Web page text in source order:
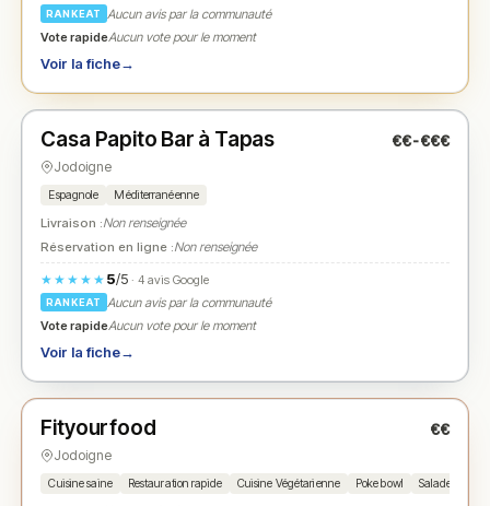
RANKEAT
Aucun avis par la communauté
Vote rapideAucun vote pour le moment
Voir la fiche→
★ N° 2
Casa Papito Bar à Tapas €€-€€€
Jodoigne
Espagnole Méditerranéenne
Livraison :Non renseignée
Réservation en ligne :Non renseignée
★★★★★ 5/5· 4 avis Google
RANKEAT
Aucun avis par la communauté
Vote rapideAucun vote pour le moment
Voir la fiche→
★ N° 3
Fityourfood €€
Jodoigne
Cuisine saine Restauration rapide Cuisine Végétarienne Poke bowl Salade